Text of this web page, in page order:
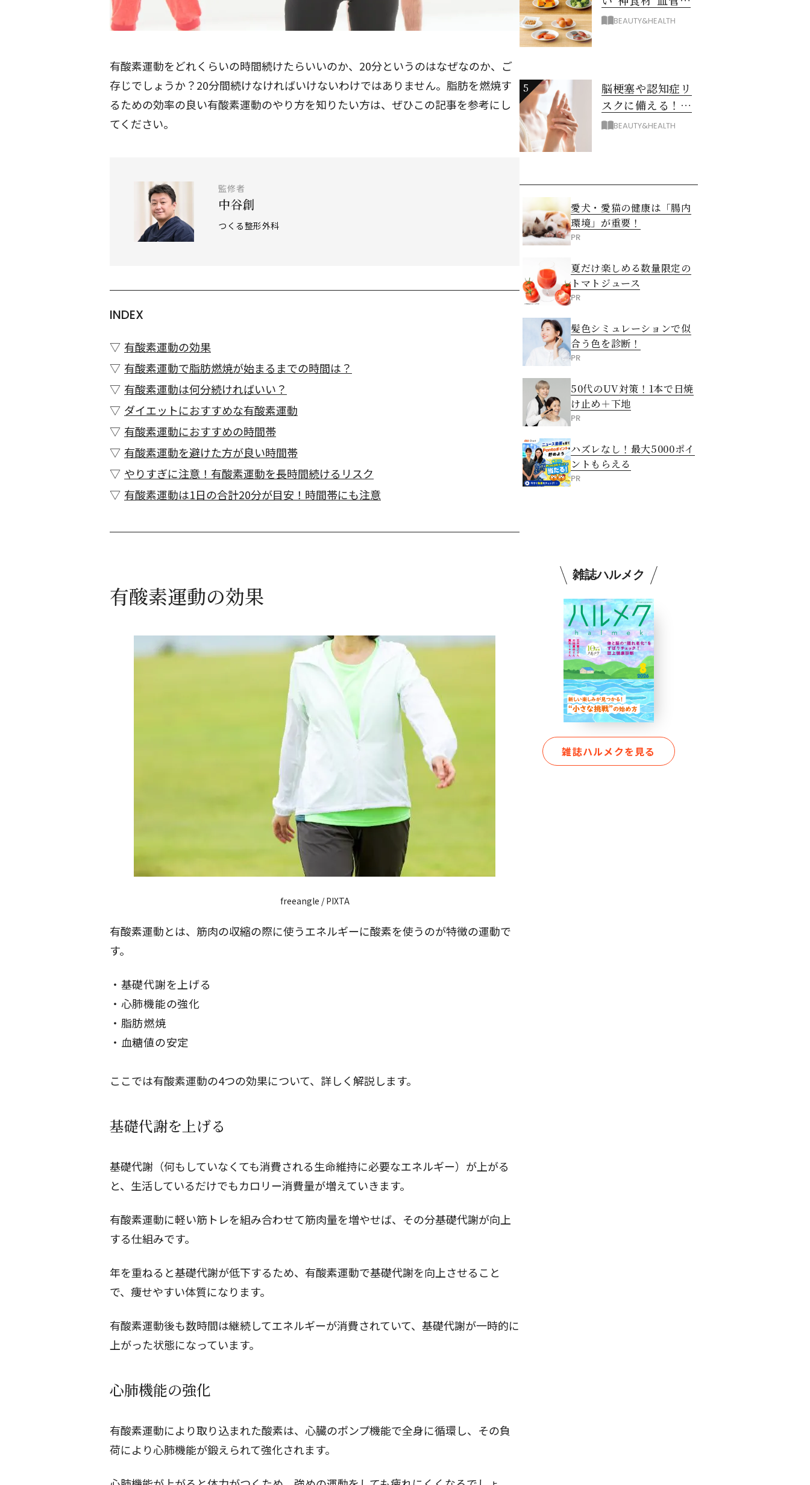
有酸素運動をどれくらいの時間続けたらいいのか、20分というのはなぜなのか、ご
存じでしょうか？20分間続けなければいけないわけではありません。脂肪を燃焼す
るための効率の良い有酸素運動のやり方を知りたい方は、ぜひこの記事を参考にし
てください。
監修者
中谷創
つくる整形外科
INDEX
有酸素運動の効果
有酸素運動で脂肪燃焼が始まるまでの時間は？
有酸素運動は何分続ければいい？
ダイエットにおすすめな有酸素運動
有酸素運動におすすめの時間帯
有酸素運動を避けた方が良い時間帯
やりすぎに注意！有酸素運動を長時間続けるリスク
有酸素運動は1日の合計20分が目安！時間帯にも注意
有酸素運動の効果
freeangle / PIXTA
有酸素運動とは、筋肉の収縮の際に使うエネルギーに酸素を使うのが特徴の運動で
す。
基礎代謝を上げる
心肺機能の強化
脂肪燃焼
血糖値の安定
ここでは有酸素運動の4つの効果について、詳しく解説します。
基礎代謝を上げる
基礎代謝（何もしていなくても消費される生命維持に必要なエネルギー）が上がる
と、生活しているだけでもカロリー消費量が増えていきます。
有酸素運動に軽い筋トレを組み合わせて筋肉量を増やせば、その分基礎代謝が向上
する仕組みです。
年を重ねると基礎代謝が低下するため、有酸素運動で基礎代謝を向上させること
で、痩せやすい体質になります。
有酸素運動後も数時間は継続してエネルギーが消費されていて、基礎代謝が一時的に
上がった状態になっています。
心肺機能の強化
有酸素運動により取り込まれた酸素は、心臓のポンプ機能で全身に循環し、その負
荷により心肺機能が鍛えられて強化されます。
脳を若々しく保つ
BEAUTY&HEALTH
5
脳梗塞や認知症リ
スクに備える！ゴ
ースト血管を復活
BEAUTY&HEALTH
愛犬・愛猫の健康は「腸内
環境」が重要！
PR
夏だけ楽しめる数量限定の
トマトジュース
PR
髪色シミュレーションで似
合う色を診断！
PR
50代のUV対策！1本で日焼
け止め＋下地
PR
ハズレなし！最大5000ポイ
ントもらえる
PR
雑誌ハルメク
雑誌ハルメクを見る
閉じる